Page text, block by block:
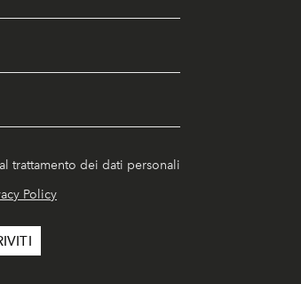
trattamento dei dati personali
Policy